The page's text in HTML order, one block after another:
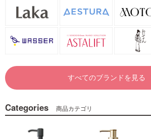
すべてのブランドを見る
Categories 商品カテゴリ